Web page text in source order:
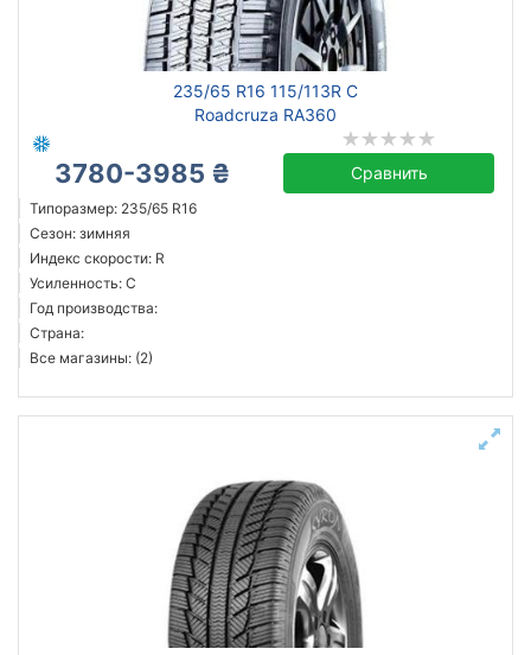
235/65 R16 115/113R C
Roadcruza RA360
3780-3985 ₴ Сравнить
Типоразмер: 235/65 R16
Сезон: зимняя
Индекс скорости: R
Усиленность: C
Год производства:
Страна:
Все магазины: (2)